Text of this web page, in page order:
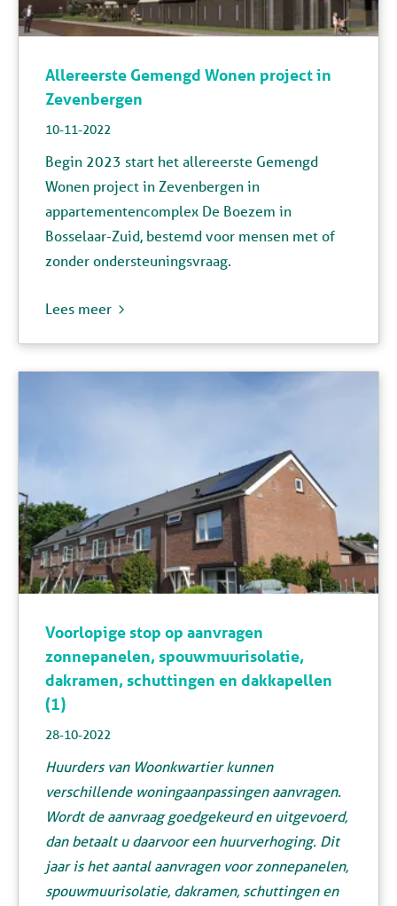
Allereerste Gemengd Wonen project in
Zevenbergen
10-11-2022
Begin 2023 start het allereerste Gemengd
Wonen project in Zevenbergen in
appartementencomplex De Boezem in
Bosselaar-Zuid, bestemd voor mensen met of
zonder ondersteuningsvraag.
Lees meer
Voorlopige stop op aanvragen
zonnepanelen, spouwmuurisolatie,
dakramen, schuttingen en dakkapellen
(1)
28-10-2022
Huurders van Woonkwartier kunnen
verschillende woningaanpassingen aanvragen.
Wordt de aanvraag goedgekeurd en uitgevoerd,
dan betaalt u daarvoor een huurverhoging. Dit
jaar is het aantal aanvragen voor zonnepanelen,
spouwmuurisolatie, dakramen, schuttingen en